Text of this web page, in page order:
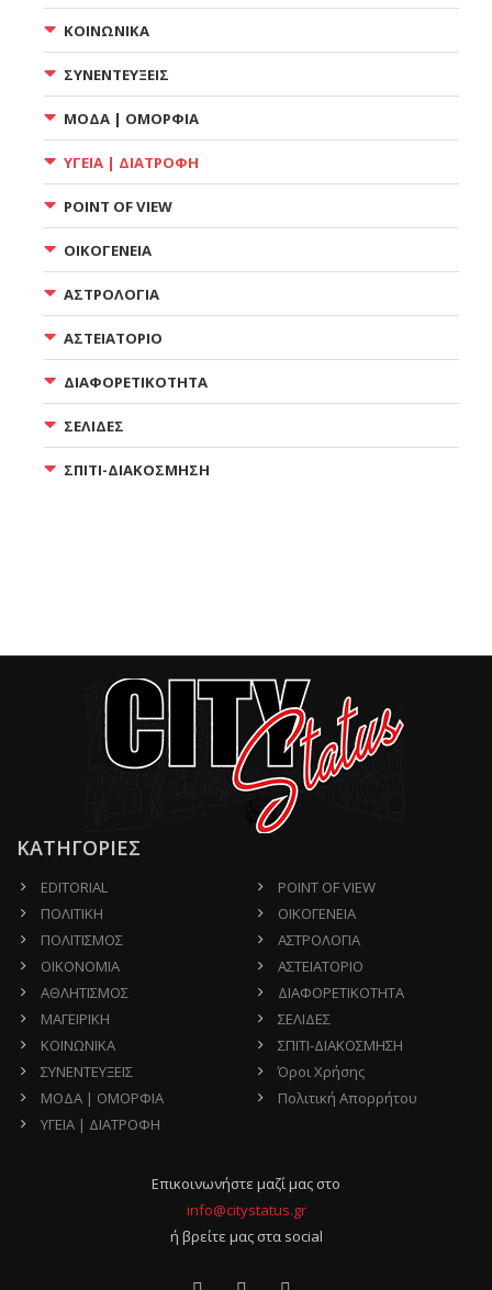
ΚΟΙΝΩΝΙΚΑ
ΣΥΝΕΝΤΕΥΞΕΙΣ
ΜΟΔΑ | ΟΜΟΡΦΙΑ
ΥΓΕΙΑ | ΔΙΑΤΡΟΦΗ
POINT OF VIEW
ΟΙΚΟΓΕΝΕΙΑ
ΑΣΤΡΟΛΟΓΙΑ
ΑΣΤΕΙΑΤΟΡΙΟ
ΔΙΑΦΟΡΕΤΙΚΟΤΗΤΑ
ΣΕΛΙΔΕΣ
ΣΠΙΤΙ-ΔΙΑΚΟΣΜΗΣΗ
ΚΑΤΗΓΟΡΙΕΣ
EDITORIAL
ΠΟΛΙΤΙΚΗ
ΠΟΛΙΤΙΣΜΟΣ
ΟΙΚΟΝΟΜΙΑ
ΑΘΛΗΤΙΣΜΟΣ
ΜΑΓΕΙΡΙΚΗ
ΚΟΙΝΩΝΙΚΑ
ΣΥΝΕΝΤΕΥΞΕΙΣ
ΜΟΔΑ | ΟΜΟΡΦΙΑ
ΥΓΕΙΑ | ΔΙΑΤΡΟΦΗ
POINT OF VIEW
ΟΙΚΟΓΕΝΕΙΑ
ΑΣΤΡΟΛΟΓΙΑ
ΑΣΤΕΙΑΤΟΡΙΟ
ΔΙΑΦΟΡΕΤΙΚΟΤΗΤΑ
ΣΕΛΙΔΕΣ
ΣΠΙΤΙ-ΔΙΑΚΟΣΜΗΣΗ
Όροι Χρήσης
Πολιτική Απορρήτου
Επικοινωνήστε μαζί μας στο
info@citystatus.gr
ή βρείτε μας στα social